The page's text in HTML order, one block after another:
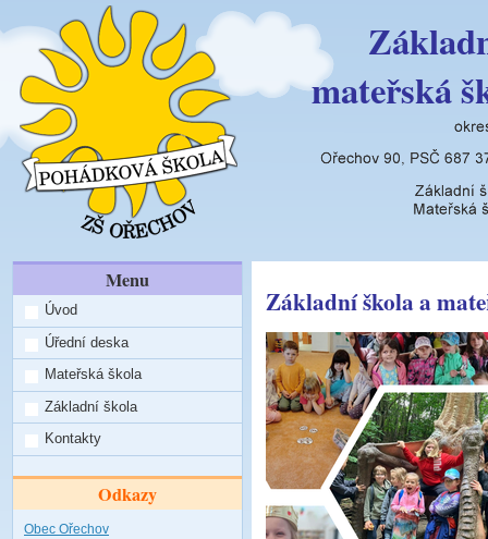
mateřská
Menu
Úvod
Úřední deska
Mateřská škola
Základní škola
Kontakty
Odkazy
Obec Ořechov
Základní škola a